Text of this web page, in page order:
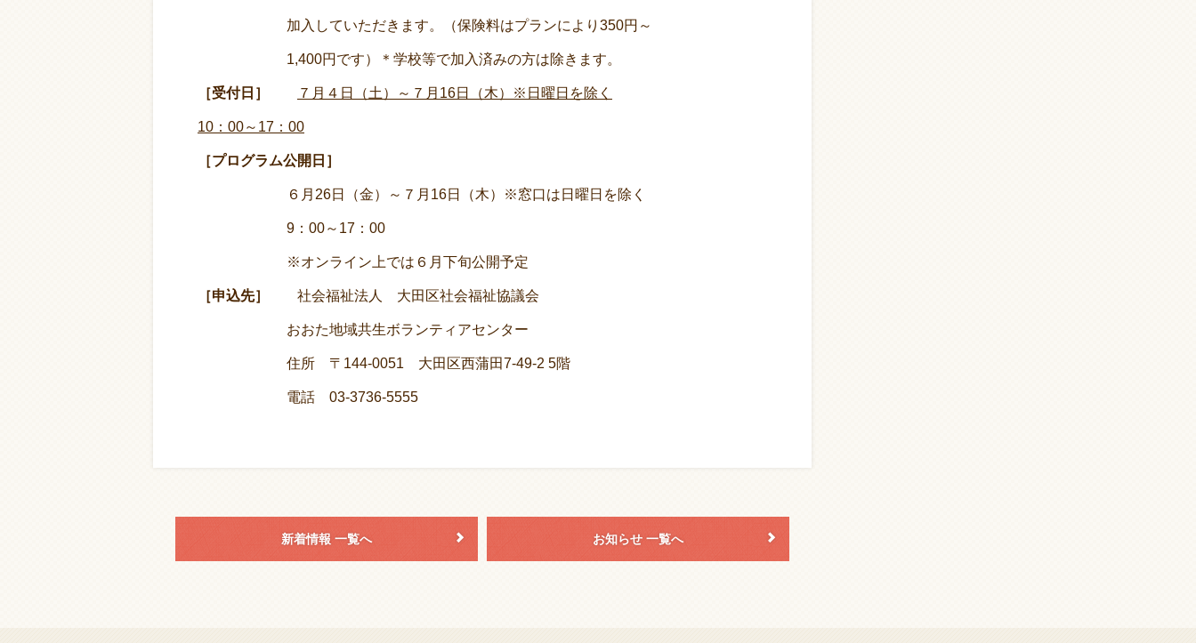
加入していただきます。（保険料はプランにより350円～
1,400円です）＊学校等で加入済みの方は除きます。
［受付日］ ７ 月４日（土）～７月16日（木）※日曜日を除く
10：00～17：00
［プログラム公開日］
６月26日（金）～７月16日（木）※窓口は日曜日を除く
9：00～17：00
※オンライン上では６月下旬公開予定
［申込先］ 社会福祉法人 大田区社会福祉協議会
おおた地域共生ボランティアセンター
住所 〒144-0051 大田区西蒲田7-49-2 5階
電話 03-3736-5555
新着情報 一覧へ お知らせ 一覧へ